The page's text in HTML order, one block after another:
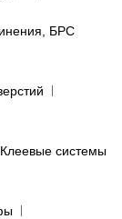
БРС
Клеевые системы